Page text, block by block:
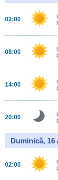
02:00
08:00
14:00
20:00
Duminică, 16
02:00